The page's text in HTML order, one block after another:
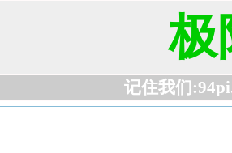
极
记住我们